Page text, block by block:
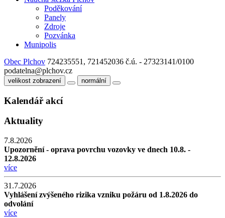
Poděkování
Panely
Zdroje
Pozvánka
Munipolis
Obec Plchov 724235551, 721452036 č.ú. - 27323141/0100
podatelna@plchov.cz
velikost zobrazení normální
Kalendář akcí
Aktuality
7.8.2026
Upozornění - oprava povrchu vozovky ve dnech 10.8. -
12.8.2026
více
31.7.2026
Vyhlášení zvýšeného rizika vzniku požáru od 1.8.2026 do
odvolání
více